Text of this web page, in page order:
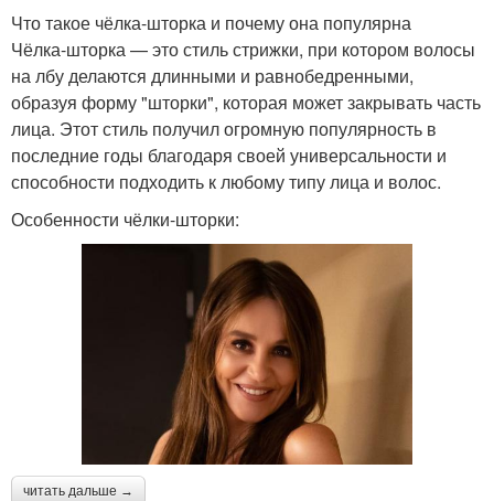
Что такое чёлка-шторка и почему она популярна
Чёлка-шторка — это стиль стрижки, при котором волосы
на лбу делаются длинными и равнобедренными,
образуя форму "шторки", которая может закрывать часть
лица. Этот стиль получил огромную популярность в
последние годы благодаря своей универсальности и
способности подходить к любому типу лица и волос.
Особенности чёлки-шторки:
читать дальше →